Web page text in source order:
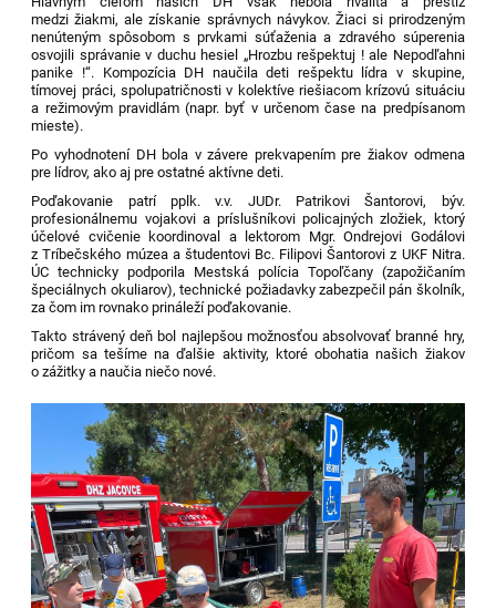
medzi žiakmi, ale získanie správnych návykov. Žiaci si prirodzeným
nenúteným spôsobom s prvkami súťaženia a zdravého súperenia
osvojili správanie v duchu hesiel „Hrozbu rešpektuj ! ale Nepodľahni
panike !“. Kompozícia DH naučila deti rešpektu lídra v skupine,
tímovej práci, spolupatričnosti v kolektíve riešiacom krízovú situáciu
a režimovým pravidlám (napr. byť v určenom čase na predpísanom
mieste).
Po vyhodnotení DH bola v závere prekvapením pre žiakov odmena
pre lídrov, ako aj pre ostatné aktívne deti.
Poďakovanie patrí pplk. v.v. JUDr. Patrikovi Šantorovi, býv.
profesionálnemu vojakovi a príslušníkovi policajných zložiek, ktorý
účelové cvičenie koordinoval a lektorom Mgr. Ondrejovi Godálovi
z Tríbečského múzea a študentovi Bc. Filipovi Šantorovi z UKF Nitra.
ÚC technicky podporila Mestská polícia Topoľčany (zapožičaním
špeciálnych okuliarov), technické požiadavky zabezpečil pán školník,
za čom im rovnako prináleží poďakovanie.
Takto strávený deň bol najlepšou možnosťou absolvovať branné hry,
pričom sa tešíme na ďalšie aktivity, ktoré obohatia našich žiakov
o zážitky a naučia niečo nové.